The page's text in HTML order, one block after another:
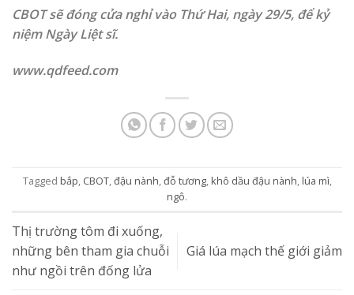
CBOT sẽ đóng cửa nghỉ vào Thứ Hai, ngày 29/5, để kỷ
niệm Ngày Liệt sĩ.
www.qdfeed.com
Tagged bắp, CBOT,đậu nành,đỗ tương, khô dầu đậu nành, lúa mì,
ngô.
Thị trường tôm đi xuống,
những bên tham gia chuỗi
như ngồi trên đống lửa
Giá lúa mạch thế giới giảm